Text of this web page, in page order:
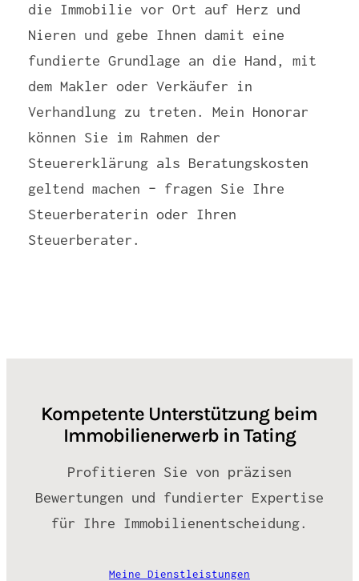
die Immobilie vor Ort auf Herz und
Nieren und gebe Ihnen damit eine
fundierte Grundlage an die Hand, mit
dem Makler oder Verkäufer in
Verhandlung zu treten. Mein Honorar
können Sie im Rahmen der
Steuererklärung als Beratungskosten
geltend machen – fragen Sie Ihre
Steuerberaterin oder Ihren
Steuerberater.
Kompetente Unterstützung beim
Immobilienerwerb in Tating
Profitieren Sie von präzisen
Bewertungen und fundierter Expertise
für Ihre Immobilienentscheidung.
Meine Dienstleistungen